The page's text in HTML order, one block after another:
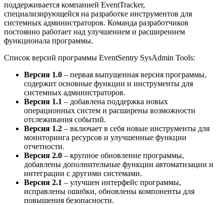
поддерживается компанией EventTracker,
специализирующейся на разработке инструментов для
системных администраторов. Команда разработчиков
постоянно работает над улучшением и расширением
функционала программы.
Список версий программы EventSentry SysAdmin Tools:
Версия 1.0 – первая выпущенная версия программы,
содержит основные функции и инструменты для
системных администраторов.
Версия 1.1 – добавлена поддержка новых
операционных систем и расширены возможности
отслеживания событий.
Версия 1.2 – включает в себя новые инструменты для
мониторинга ресурсов и улучшенные функции
отчетности.
Версия 2.0 – крупное обновление программы,
добавлены дополнительные функции автоматизации и
интеграции с другими системами.
Версия 2.1 – улучшен интерфейс программы,
исправлены ошибки, обновлены компоненты для
повышения безопасности.